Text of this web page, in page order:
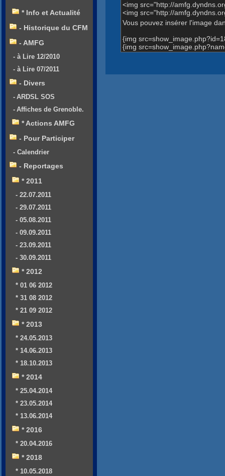
<img src="http://
<img src="http://
Vous pouvez insérer l'image
{img
{img
* Info et Actualité
- Historique du CFM
- AMFG
- à Lire 12/2010
- à Lire 07/2011
- Divers
- ARDSL SOS
- Affiches de Grenoble.
* Actions AMFG
- Pour Participer
- Calendrier
- Reportages
* 2011
- 22.07.2011
- 29.07.2011
- 05.08.2011
- 09.09.2011
- 23.09.2011
- 30.09.2011
* 2012
* 01 06 2012
* 31 08 2012
* 21 09 2012
* 2013
* 24.05.2013
* 14.06.2013
* 18.10.2013
* 2014
* 25.04.2014
* 23.05.2014
* 13.06.2014
* 2016
* 20.04.2016
* 2018
* 10.05.2018